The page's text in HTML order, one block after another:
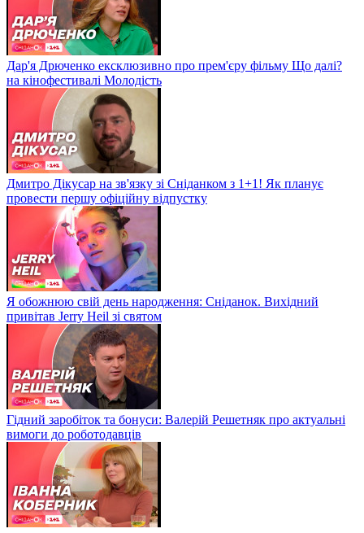
Дар'я Дрюченко ексклюзивно про прем'єру фільму Що далі?
на кінофестивалі Молодість
Дмитро Дікусар на зв'язку зі Сніданком з 1+1! Як планує
провести першу офіційну відпустку
Я обожнюю свій день народження: Сніданок. Вихідний
привітав Jerry Heil зі святом
Гідний заробіток та бонуси: Валерій Решетняк про актуальні
вимоги до роботодавців